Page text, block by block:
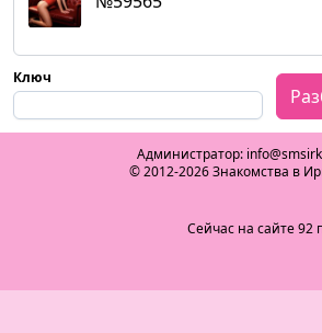
Ключ
Администратор:
© 2012-2026 Знакомства в
Сейчас на сайте 92